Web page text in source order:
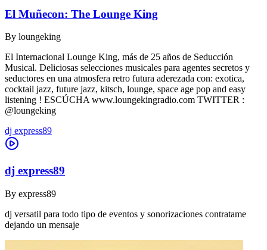
El Muñecon: The Lounge King
By loungeking
El Internacional Lounge King, más de 25 años de Seducción
Musical. Deliciosas selecciones musicales para agentes secretos y
seductores en una atmosfera retro futura aderezada con: exotica,
cocktail jazz, future jazz, kitsch, lounge, space age pop and easy
listening ! ESCÚCHA www.loungekingradio.com TWITTER :
@loungeking
dj express89
dj express89
By express89
dj versatil para todo tipo de eventos y sonorizaciones contratame
dejando un mensaje